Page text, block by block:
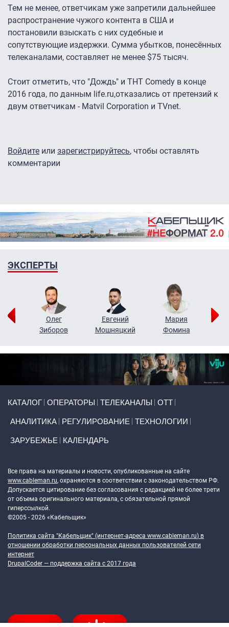
Тем не менее, ответчикам уже запретили дальнейшее
распространение чужого контента в США и
постановили взыскать с них судебные и
сопутствующие издержки. Сумма убытков, понесённых
телеканалами, составляет не менее $75 тысяч.
Стоит отметить, что "Дождь" и ТНТ Comedy в конце
2016 года, по данным life.ru,отказались от претензий к
двум ответчикам - Matvil Corporation и TVnet.
Войдите или зарегистрируйтесь, чтобы оставлять
комментарии
ЭКСПЕРТЫ
Олег
Зиборов
Евгений
Мошняцкий
Мария
Фомина
КАТАЛОГ ОПЕРАТОРЫ ТЕЛЕКАНАЛЫ ОТТ
АНАЛИТИКА РЕГУЛИРОВАНИЕ ТЕХНОЛОГИИ
ЗАРУБЕЖЬЕ КАЛЕНДАРЬ
Все права на материалы и новости, опубликованные на сайте
www.cableman.ru, охраняются в соответствии с законодательством РФ.
Допускается цитирование без согласования с редакцией не более трети
от объема оригинального материала, с обязательной прямой
гиперссылкой.
©2005 - 2026 «Кабельщик»
Политика сайта "Кабельщик" (интернет-адреса www.cableman.ru) в
отношении обработки персональных данных пользователей сети
интернет
DrupalCoder — поддержка сайта c 2017 года